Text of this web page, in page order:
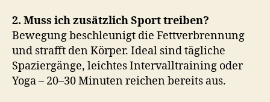
2. Muss ich zusätzlich Sport treiben?
Bewegung beschleunigt die Fettverbrennung
und strafft den Körper. Ideal sind tägliche
Spaziergänge, leichtes Intervalltraining oder
Yoga – 20–30 Minuten reichen bereits aus.